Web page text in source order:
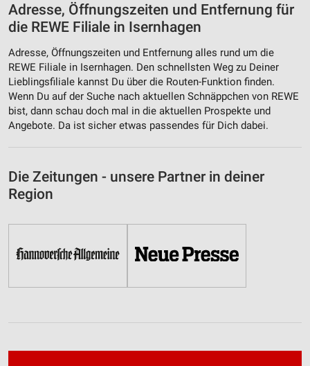
Adresse, Öffnungszeiten und Entfernung für
die REWE Filiale in Isernhagen
Adresse, Öffnungszeiten und Entfernung alles rund um die
REWE Filiale in Isernhagen. Den schnellsten Weg zu Deiner
Lieblingsfiliale kannst Du über die Routen-Funktion finden.
Wenn Du auf der Suche nach aktuellen Schnäppchen von REWE
bist, dann schau doch mal in die aktuellen Prospekte und
Angebote. Da ist sicher etwas passendes für Dich dabei.
Die Zeitungen - unsere Partner in deiner
Region